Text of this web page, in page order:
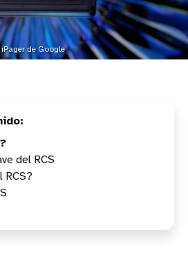
iPager de Google
del RCS
y Lectura
RCS?